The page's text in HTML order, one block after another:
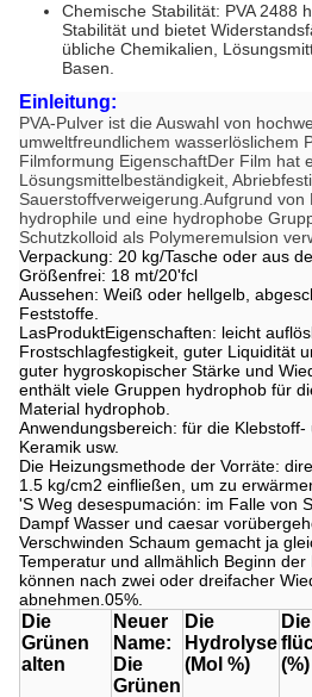
Chemische Stabilität: PVA 2488
Stabilität und bietet
übliche Chemikalien,
Basen.
Einleitung:
PVA-Pulver ist die Auswahl von
umweltfreundlichem wasserlöslichem
Filmformung EigenschaftDer Film hat
Lösungsmittelbeständigkeit,
Sauerstoffverweigerung.Aufgrund von
hydrophile und eine hydrophobe
Schutzkolloid als Polymeremulsion
Verpackung: 20 kg/Tasche oder aus
Größenfrei: 18 mt/20'fcl
Aussehen: Weiß oder hellgelb,
Feststoffe.
Las­Produkt­Eigenschaften: leicht
Frostschlagfestigkeit, guter Liquidität
guter hygroskopischer Stärke und
enthält viele Gruppen hydrophob für
Material hydrophob.
Anwendungsbereich: für die
Keramik usw.
Die Heizungsmethode der Vorräte:
1.5 kg/cm2 einfließen, um zu
'S Weg desespumación: im Falle von
Dampf Wasser und caesar
Verschwinden Schaum gemacht ja
Temperatur und allmählich Beginn
können nach zwei oder dreifacher
abnehmen.05%.
Die
Grünen
alten
Neuer
Name:
Die
Grünen
Die
Hydrolyse
(Mol %)
Die
(%)